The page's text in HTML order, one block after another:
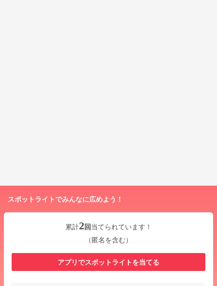
スポットライトでみんなに広めよう！
累計2回当てられています！
（匿名を含む）
アプリでスポットライトを当てる